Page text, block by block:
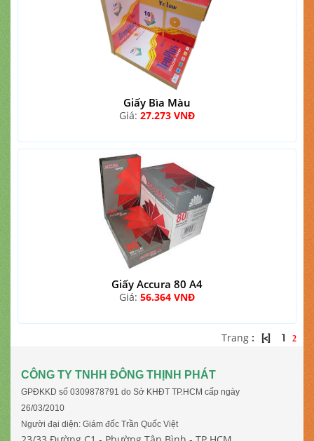
Giấy Bìa Màu
Giá: 27.273 VNĐ
Giấy Accura 80 A4
Giá: 56.364 VNĐ
Trang : [<] 1 2
CÔNG TY TNHH ĐÔNG THỊNH PHÁT
GPĐKKD số 0309878791 do Sở KHĐT TP.HCM cấp ngày
26/03/2010
Người đại diện: Giám đốc Trần Quốc Việt